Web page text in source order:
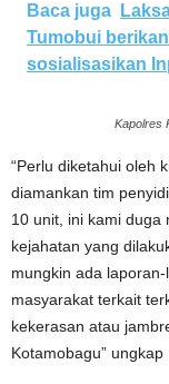
Baca juga
Tumobui
sosialisasikan
Kapolres
“Perlu diketahui oleh
diamankan tim
10 unit, ini kami duga
kejahatan yang
mungkin ada
masyarakat terkait
kekerasan atau
Kotamobagu” ungkap